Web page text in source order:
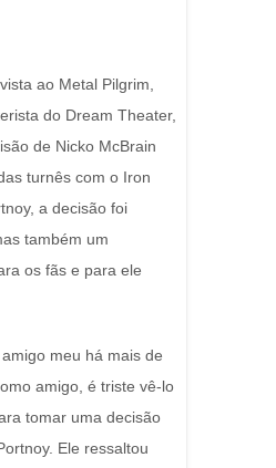
ao Metal Pilgrim,
do Dream Theater,
de Nicko McBrain
turnês com o Iron
a decisão foi
também um
os fãs e para ele
meu há mais de
amigo, é triste vê-lo
tomar uma decisão
Ele ressaltou